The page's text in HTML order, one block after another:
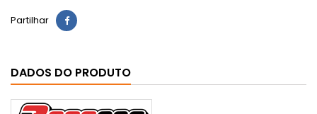
Partilhar
DADOS DO PRODUTO